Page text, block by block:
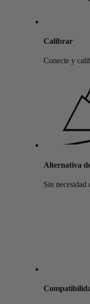
Calibrar
Conecte y
Alternativa
Sin